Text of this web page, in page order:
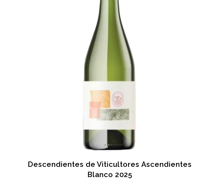
Descendientes de Viticultores Ascendientes
Blanco 2025